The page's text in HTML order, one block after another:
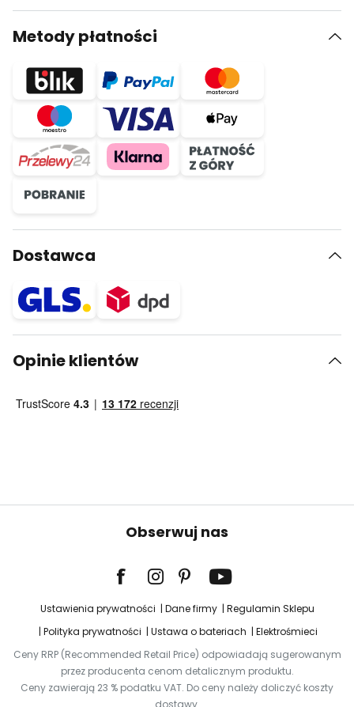
Metody płatności
Dostawca
Opinie klientów
Obserwuj nas
Ustawienia prywatności Dane firmy
Regulamin Sklepu
Polityka prywatności
Ustawa o bateriach
Elektrośmieci
Ceny RRP (Recommended Retail Price) odpowiadają sugerowanym
przez producenta cenom detalicznym produktu.
Ceny zawierają 23 % podatku VAT. Do ceny należy doliczyć koszty
dostawy.